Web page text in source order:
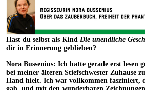
Hast du selbst als Kind Die unendliche
dir in Erinnerung geblieben?
Nora Bussenius: Ich hatte gerade erst lesen
bei meiner älteren Stiefschwester Zuhause
Hand hielt. Ich war vollkommen fasziniert,